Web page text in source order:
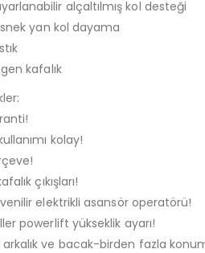
alçaltılmış kol desteği
yan kol dayama
kafalık
kolay!
çıkışları!
elektrikli asansör operatörü!
powerlift yükseklik ayarı!
ve bacak-birden fazla